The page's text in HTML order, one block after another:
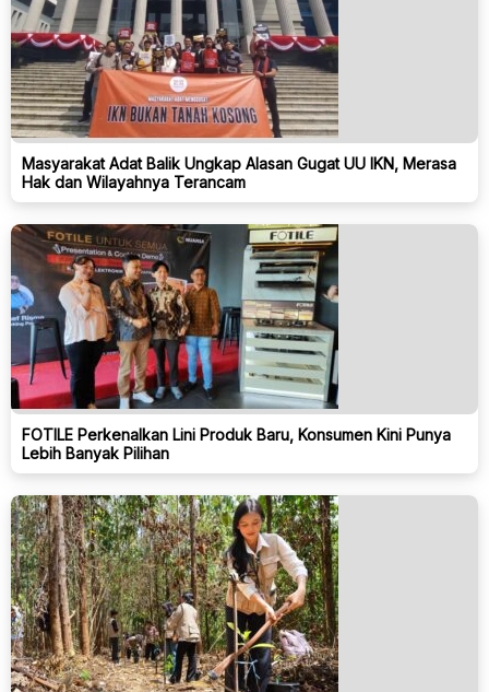
Masyarakat Adat Balik Ungkap Alasan Gugat UU IKN, Merasa
Hak dan Wilayahnya Terancam
FOTILE Perkenalkan Lini Produk Baru, Konsumen Kini Punya
Lebih Banyak Pilihan